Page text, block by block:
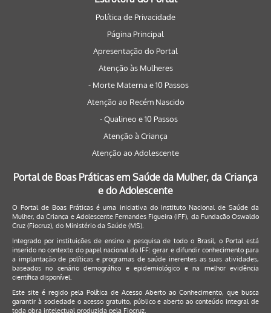
Política de Privacidade
Página Principal
Apresentação do Portal
Atenção às Mulheres
- Morte Materna e 10 Passos
Atenção ao Recém Nascido
- Qualineo e 10 Passos
Atenção à Criança
Atenção ao Adolescente
Portal de Boas Práticas em Saúde da Mulher, da Criança
e do Adolescente
O Portal de Boas Práticas é uma iniciativa do Instituto Nacional de Saúde da
Mulher, da Criança e Adolescente Fernandes Figueira (IFF), da Fundação Oswaldo
Cruz (Fiocruz), do Ministério da Saúde (MS).
Integrado por instituições de ensino e pesquisa de todo o Brasil, o Portal está
inserido no contexto do papel nacional do IFF: gerar e difundir conhecimento para
a implantação de políticas e programas de saúde inerentes as suas atividades,
baseados no cenário demográfico e epidemiológico e na melhor evidência
científica disponível.
Este site é regido pela Política de Acesso Aberto ao Conhecimento, que busca
garantir à sociedade o acesso gratuito, público e aberto ao conteúdo integral de
toda obra intelectual produzida pela Fiocruz.